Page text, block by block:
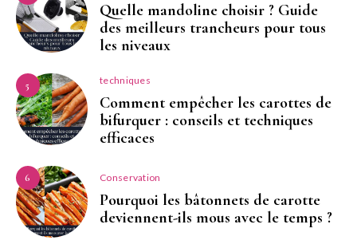
Quelle mandoline choisir ? Guide
des meilleurs trancheurs pour tous
les niveaux
5 techniques
Comment empêcher les carottes de
bifurquer : conseils et techniques
efficaces
6 Conservation
Pourquoi les bâtonnets de carotte
deviennent-ils mous avec le temps ?